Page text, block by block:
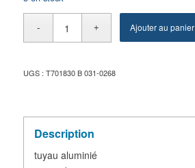
Ajouter au panier
UGS : T701830 B 031-0268
Description
tuyau aluminié